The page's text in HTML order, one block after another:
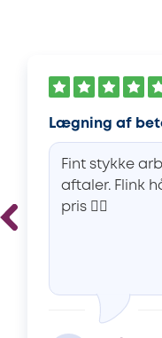
Lægning af
Fint stykke
aftaler. Flink
pris 👌🏻